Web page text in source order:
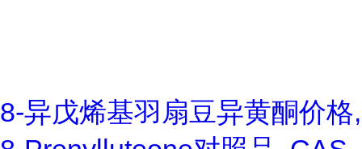
8-异戊烯基羽扇豆异黄酮价格,